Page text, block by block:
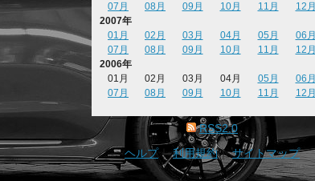
07月
08月 09月 10月 11月
12月
2007年
01月
02月 03月 04月 05月
06月
07月
08月 09月 10月 11月
12月
2006年
01月
02月 03月 04月 05月
06月
07月
08月 09月 10月 11月 12月
RSS2.0
ヘルプ｜利用規約｜サイトマップ